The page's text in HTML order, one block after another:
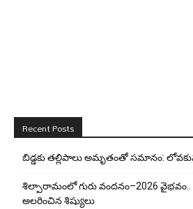
Recent Posts
బిడ్డ‌కు త‌ల్లిపాలు అమృతంతో స‌మానం:
శిల్పారామంలో గురు వందనం–2026
అలరించిన శిష్యులు